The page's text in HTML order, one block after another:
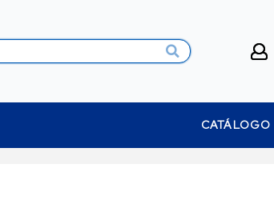
CATÁLOGO